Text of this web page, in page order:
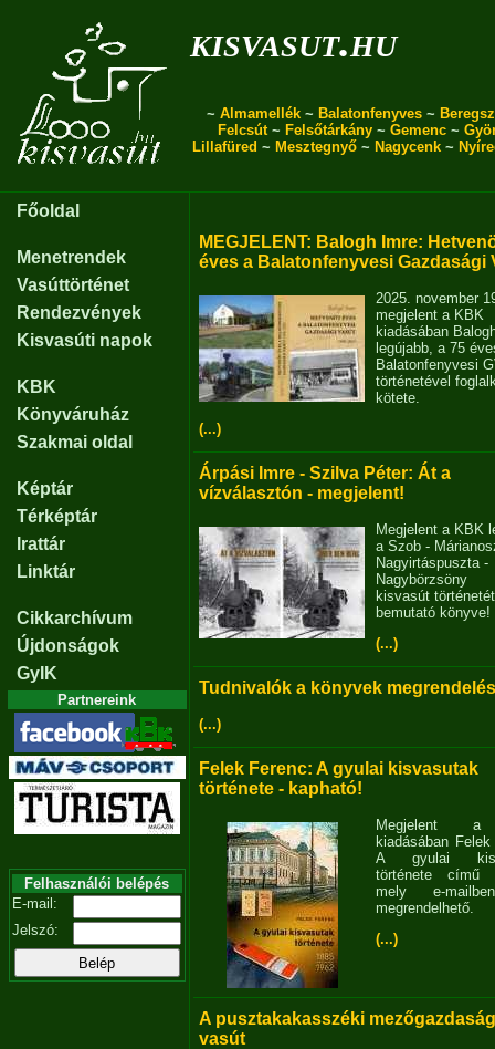
kisvasut.hu
~ Almamellék ~ Balatonfenyves ~
Felcsút~ Felsőtárkány ~ Gemenc ~
Lillafüred ~ Mesztegnyő ~ Nagycenk ~
Főoldal
Menetrendek
Vasúttörténet
Rendezvények
Kisvasúti napok
KBK
Könyváruház
Szakmai oldal
Képtár
Térképtár
Irattár
Linktár
Cikkarchívum
Újdonságok
GyIK
Partnereink
Felhasználói belépés
E-mail:
Jelszó:
MEGJELENT: Balogh Imre:
éves a Balatonfenyvesi Gazdasági
2025. november
megjelent a KBK
kiadásában
legújabb, a 75
Balatonfenyvesi
történetével
kötete.
(...)
Árpási Imre - Szilva Péter: Át a
vízválasztón - megjelent!
Megjelent a KBK
a Szob -
Nagyirtáspuszta -
Nagybörzsöny
kisvasút történetét
bemutató könyve!
(...)
Tudnivalók a könyvek
(...)
Felek Ferenc: A gyulai kisvasutak
története - kapható!
Megjelent
kiadásában
A gyulai
története című
mely e-
megrendelhető.
(...)
A pusztakakasszéki
vasút